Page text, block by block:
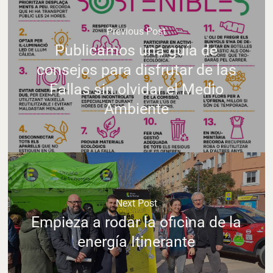
Previous Post
Publicamos una guía de
consejos para disfrutar de las
Fallas sin olvidar el Medio
Ambiente
Next Post
Empieza a rodar la oficina de la
energía Itinerante